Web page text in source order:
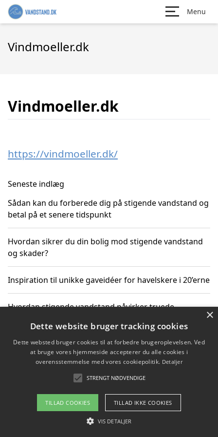
Menu
Vindmoeller.dk
Vindmoeller.dk
https://vindmoeller.dk/
Seneste indlæg
Sådan kan du forberede dig på stigende vandstand og
betal på et senere tidspunkt
Hvordan sikrer du din bolig mod stigende vandstand
og skader?
Inspiration til unikke gaveidéer for havelskere i 20’erne
Hvordan stigende vandstand påvirker truede
Sådan vælger du de bedste vandrerygsække til
vandreture i Danmark
Copyright 2026 - Pilanto Aps
Om / kontakt
×
Dette website bruger tracking cookies
Dette websted bruger cookies til at forbedre brugeroplevelsen. Ved
at bruge vores hjemmeside accepterer du alle cookies i
overensstemmelse med vores cookiepolitik. Detaljer
STRENGT NØDVENDIGE
TILLAD COOKIES TILLAD IKKE COOKIES
VIS DETALJER